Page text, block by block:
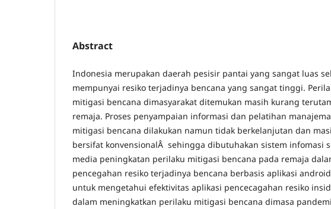
Abstract
Indonesia merupakan daerah pesisir pantai yang sangat luas
mempunyai resiko terjadinya bencana yang sangat tinggi.
mitigasi bencana dimasyarakat ditemukan masih kurang
remaja. Proses penyampaian informasi dan pelatihan
mitigasi bencana dilakukan namun tidak berkelanjutan dan
bersifat konvensionalÂ sehingga dibutuhakan sistem infomasi
media peningkatan perilaku mitigasi bencana pada remaja
pencegahan resiko terjadinya bencana berbasis aplikasi
untuk mengetahui efektivitas aplikasi pencecagahan resiko
dalam meningkatkan perilaku mitigasi bencana dimasa